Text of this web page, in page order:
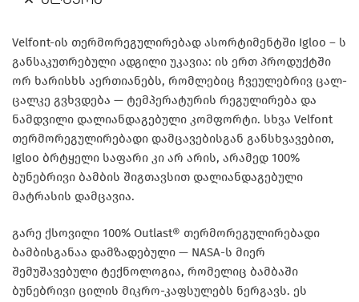
Velfont-ის თერმორეგულირებად ასორტიმენტში Igloo – ს
განსაკუთრებული ადგილი უკავია: ის ერთ პროდუქტში
ორ ხარისხს აერთიანებს, რომლებიც ჩვეულებრივ ცალ-
ცალკე გვხვდება — ტემპერატურის რეგულირება და
ნამდვილი დალიანდაგებული კომფორტი. სხვა Velfont
თერმორეგულირებადი დამცავებისგან განსხვავებით,
Igloo ბრტყელი საფარი კი არ არის, არამედ 100%
ბუნებრივი ბამბის შიგთავსით დალიანდაგებული
მატრასის დამცავია.
გარე ქსოვილი 100% Outlast® თერმორეგულირებადი
ბამბისგანაა დამზადებული — NASA-ს მიერ
შემუშავებული ტექნოლოგია, რომელიც ბამბაში
ბუნებრივი ცილის მიკრო-კაფსულებს ნერგავს. ეს